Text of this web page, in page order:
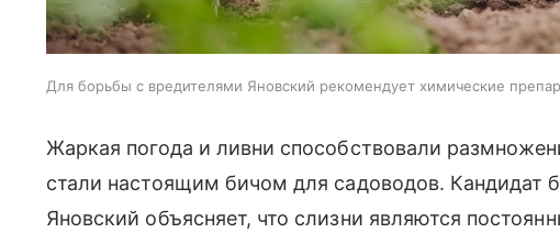
Для борьбы с вредителями Яновский рекомендует химические
Жаркая погода и ливни способствовали
стали настоящим бичом для садоводов. Кандидат
Яновский объясняет, что слизни являются